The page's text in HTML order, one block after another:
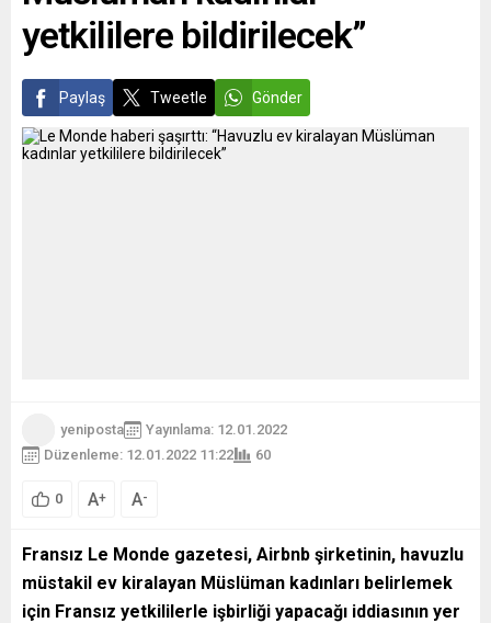
yetkililere bildirilecek”
Paylaş Tweetle Gönder
yeniposta
Yayınlama: 12.01.2022
Düzenleme: 12.01.2022 11:22
60
0 A+ A-
Fransız Le Monde gazetesi, Airbnb şirketinin, havuzlu
müstakil ev kiralayan Müslüman kadınları belirlemek
için Fransız yetkililerle işbirliği yapacağı iddiasının yer